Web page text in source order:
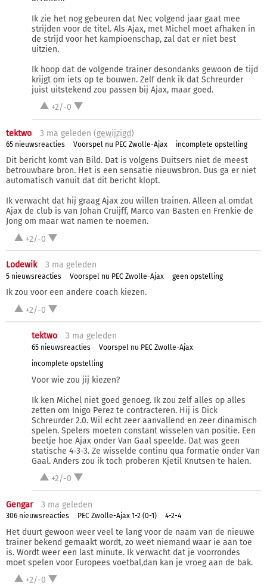
Ik zie het nog gebeuren dat Nec volgend jaar gaat mee
strijden voor de titel. Als Ajax, met Michel moet afhaken in
de strijd voor het kampioenschap, zal dat er niet best
uitzien.
Ik hoop dat de volgende trainer desondanks gewoon de tijd
krijgt om iets op te bouwen. Zelf denk ik dat Schreurder
juist uitstekend zou passen bij Ajax, maar goed.
+2/-0
tektwo 3 ma geleden (gewijzigd)
65 nieuwsreacties Voorspel nu PEC Zwolle-Ajax incomplete opstelling
Dit bericht komt van Bild. Dat is volgens Duitsers niet de meest
betrouwbare bron. Het is een sensatie nieuwsbron. Dus ga er niet
automatisch vanuit dat dit bericht klopt.
Ik verwacht dat hij graag Ajax zou willen trainen. Alleen al omdat
Ajax de club is van Johan Cruijff, Marco van Basten en Frenkie de
Jong om maar wat namen te noemen.
+2/-0
Lodewik 3 ma geleden
5 nieuwsreacties Voorspel nu PEC Zwolle-Ajax geen opstelling
Ik zou voor een andere coach kiezen.
+2/-0
tektwo 3 ma geleden
65 nieuwsreacties
Voorspel nu PEC Zwolle-Ajax
incomplete opstelling
Voor wie zou jij kiezen?
Ik ken Michel niet goed genoeg. Ik zou zelf alles op alles
zetten om Inigo Perez te contracteren. Hij is Dick
Schreurder 2.0. Wil echt zeer aanvallend en zeer dinamisch
spelen. Spelers moeten constant wisselen van positie. Een
beetje hoe Ajax onder Van Gaal speelde. Dat was geen
statische 4-3-3. Ze wisselde continu qua formatie onder Van
Gaal. Anders zou ik toch proberen Kjetil Knutsen te halen.
+2/-0
Gengar 3 ma geleden
306 nieuwsreacties PEC Zwolle-Ajax 1-2 (0-1) 4-2-4
Het duurt gewoon weer veel te lang voor de naam van de nieuwe
trainer bekend gemaakt wordt, zo weet niemand waar ie aan toe
is. Wordt weer een last minute. Ik verwacht dat je voorrondes
moet spelen voor Europees voetbal,dan kan je vroeg aan de bak.
+2/-0